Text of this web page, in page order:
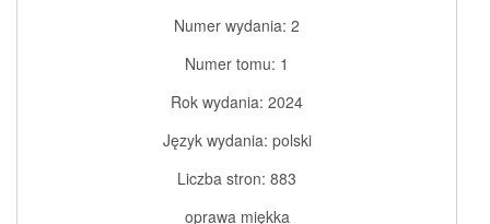
Numer wydania: 2
Numer tomu: 1
Rok wydania: 2024
Język wydania: polski
Liczba stron: 883
oprawa miękka